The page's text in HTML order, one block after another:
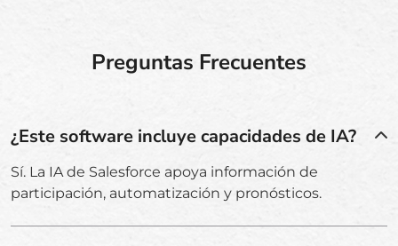
Preguntas Frecuentes
¿Este software incluye capacidades de IA?
Sí. La IA de Salesforce apoya información de
participación, automatización y pronósticos.